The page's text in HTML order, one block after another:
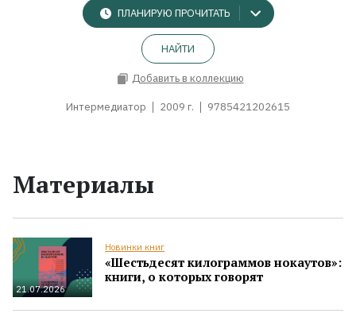
ПЛАНИРУЮ ПРОЧИТАТЬ
НАЙТИ
Добавить в коллекцию
Интермедиатор 2009 г. 9785421202615
Материалы
21.07.2026
Новинки книг
«Шестьдесят килограммов нокаутов»:
книги, о которых говорят